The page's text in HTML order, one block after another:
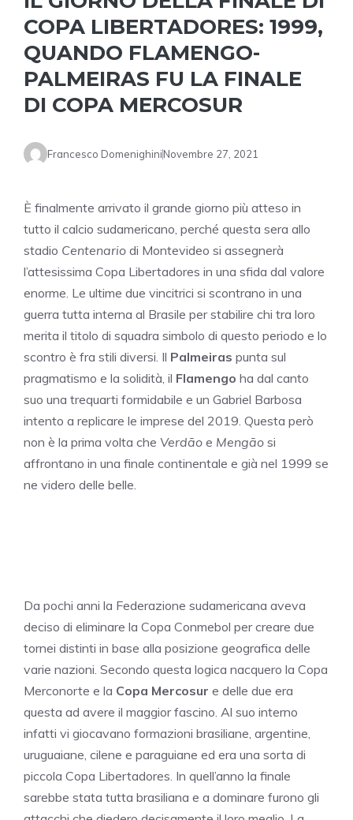
COPA LIBERTADORES: 1999,
QUANDO FLAMENGO-
PALMEIRAS FU LA FINALE
DI COPA MERCOSUR
Francesco DomenighiniNovembre 27, 2021
È finalmente arrivato il grande giorno più atteso in
tutto il calcio sudamericano, perché questa sera allo
stadio Centenario di Montevideo si assegnerà
l’attesissima Copa Libertadores in una sfida dal valore
enorme. Le ultime due vincitrici si scontrano in una
guerra tutta interna al Brasile per stabilire chi tra loro
merita il titolo di squadra simbolo di questo periodo e lo
scontro è fra stili diversi. Il Palmeiras punta sul
pragmatismo e la solidità, il Flamengo ha dal canto
suo una trequarti formidabile e un Gabriel Barbosa
intento a replicare le imprese del 2019. Questa però
non è la prima volta che Verdão e Mengão si
affrontano in una finale continentale e già nel 1999 se
ne videro delle belle.
Da pochi anni la Federazione sudamericana aveva
deciso di eliminare la Copa Conmebol per creare due
tornei distinti in base alla posizione geografica delle
varie nazioni. Secondo questa logica nacquero la Copa
Merconorte e la Copa Mercosur e delle due era
questa ad avere il maggior fascino. Al suo interno
infatti vi giocavano formazioni brasiliane, argentine,
uruguaiane, cilene e paraguiane ed era una sorta di
piccola Copa Libertadores. In quell’anno la finale
sarebbe stata tutta brasiliana e a dominare furono gli